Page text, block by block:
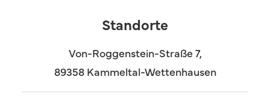
Standorte
Von-Roggenstein-Straße 7,
89358 Kammeltal-Wettenhausen